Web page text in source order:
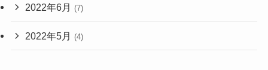
2022年6月 (7)
2022年5月 (4)